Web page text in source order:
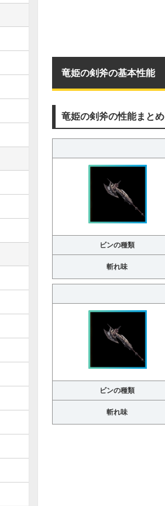
竜姫の剣斧の基本性能
竜姫の剣斧の性能まとめ
ビンの種類
斬れ味
ビンの種類
斬れ味